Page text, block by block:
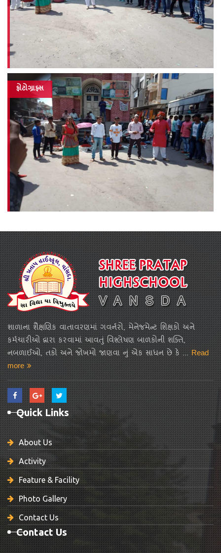
ફોટોગ્રાફ્સ
શાળાના શૈક્ષણિક વાતાવરણમાં ગવર્નરો, મેનેજમેન્ટ શિક્ષકો અને
કર્મચારીઓ દ્વારા કરવામાં આવતું વિશ્લેષણ બાળકોની શક્તિ,
નબળાઈઓ, તકો અને જોખમો જાણવા નું એક સાધન છે કે ... Read
more
Quick Links
About Us
Activity
Feature & Facility
Photo Gallery
Contact Us
Contact Us